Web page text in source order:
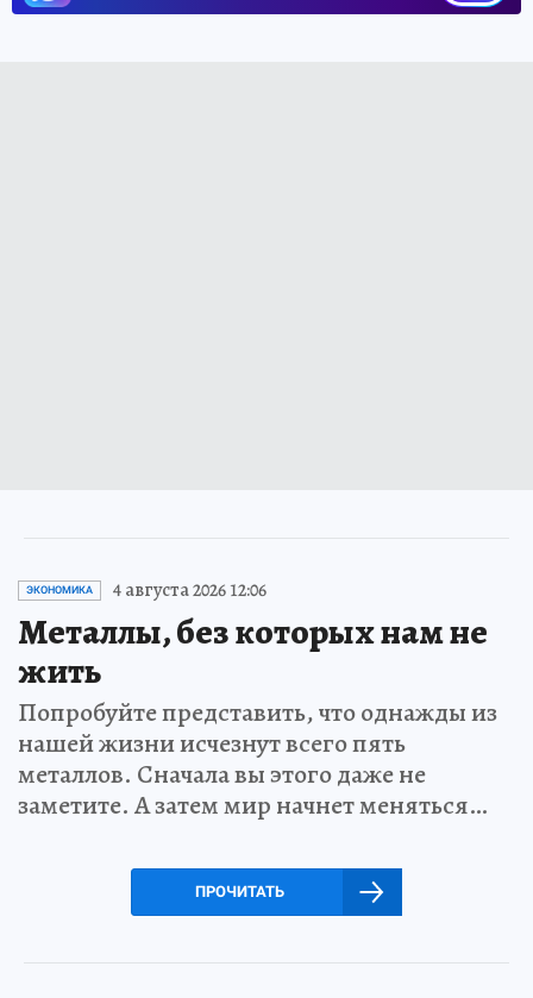
ЭКОНОМИКА 4 августа 2026 12:06
Металлы, без которых нам не
жить
Попробуйте представить, что однажды из
нашей жизни исчезнут всего пять
металлов. Сначала вы этого даже не
заметите. А затем мир начнет меняться…
ПРОЧИТАТЬ